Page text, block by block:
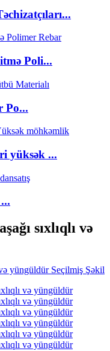
Poli...
Po...
yüksək ...
sıxlıqlı və